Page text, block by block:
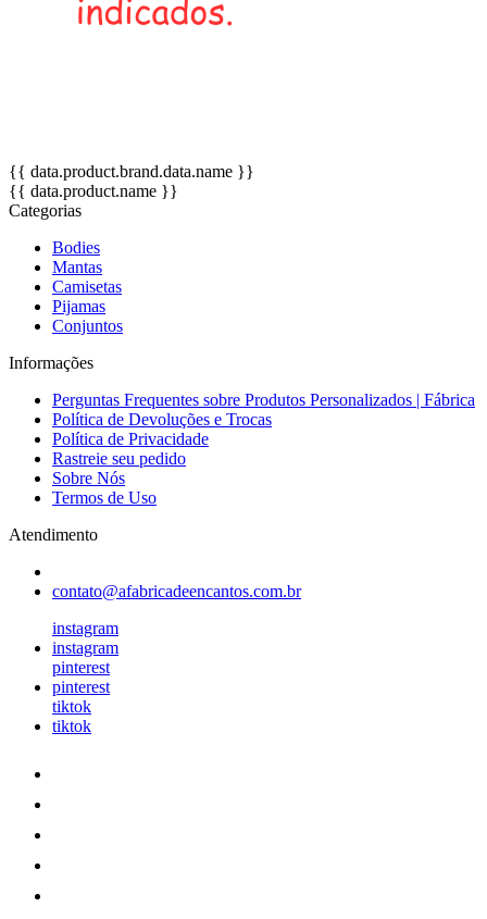
{{ data.product.brand.data.name }}
{{ data.product.name }}
Categorias
Bodies
Mantas
Camisetas
Pijamas
Conjuntos
Informações
Perguntas Frequentes sobre Produtos Personalizados | Fábrica
Política de Devoluções e Trocas
Política de Privacidade
Rastreie seu pedido
Sobre Nós
Termos de Uso
Atendimento
contato@afabricadeencantos.com.br
instagram
instagram
pinterest
pinterest
tiktok
tiktok